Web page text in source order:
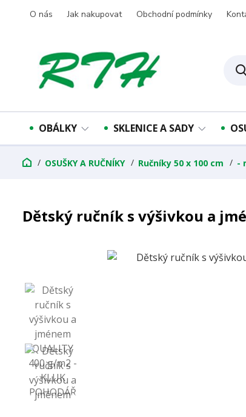
O nás Jak nakupovat Obchodní podmínky
OBÁLKY SKLENICE A SADY
OSUŠKY A RUČNÍKY Ručníky 50 x 100 cm -
Dětský ručník s výšivkou a